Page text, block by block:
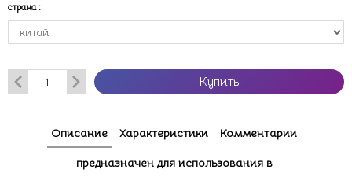
страна :
Купить
Описание Характеристики Комментарии
предназначен для использования в